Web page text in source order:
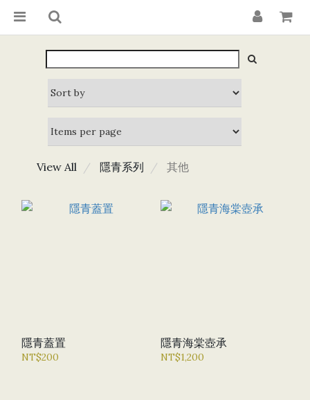
View All 隱青系列 其他
隱青蓋置
NT$200
隱青海棠壺承
NT$1,200